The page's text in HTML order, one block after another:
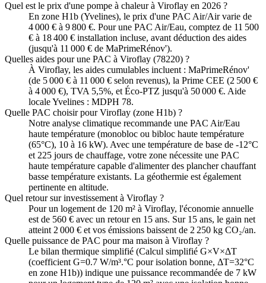
Quel est le prix d'une pompe à chaleur à Viroflay en 2026 ?
En zone H1b (Yvelines), le prix d'une PAC Air/Air varie de
4 000 € à 9 800 €. Pour une PAC Air/Eau, comptez de 11 500
€ à 18 400 € installation incluse, avant déduction des aides
(jusqu'à 11 000 € de MaPrimeRénov').
Quelles aides pour une PAC à Viroflay (78220) ?
À Viroflay, les aides cumulables incluent : MaPrimeRénov'
(de 5 000 € à 11 000 € selon revenus), la Prime CEE (2 500 €
à 4 000 €), TVA 5,5%, et Éco-PTZ jusqu'à 50 000 €. Aide
locale Yvelines : MDPH 78.
Quelle PAC choisir pour Viroflay (zone H1b) ?
Notre analyse climatique recommande une PAC Air/Eau
haute température (monobloc ou bibloc haute température
(65°C), 10 à 16 kW). Avec une température de base de -12°C
et 225 jours de chauffage, votre zone nécessite une PAC
haute température capable d'alimenter des plancher chauffant
basse température existants. La géothermie est également
pertinente en altitude.
Quel retour sur investissement à Viroflay ?
Pour un logement de 120 m² à Viroflay, l'économie annuelle
est de 560 € avec un retour en 15 ans. Sur 15 ans, le gain net
atteint 2 000 € et vos émissions baissent de 2 250 kg CO₂/an.
Quelle puissance de PAC pour ma maison à Viroflay ?
Le bilan thermique simplifié (Calcul simplifié G×V×ΔT
(coefficient G=0.7 W/m³.°C pour isolation bonne, ΔT=32°C
en zone H1b)) indique une puissance recommandée de 7 kW